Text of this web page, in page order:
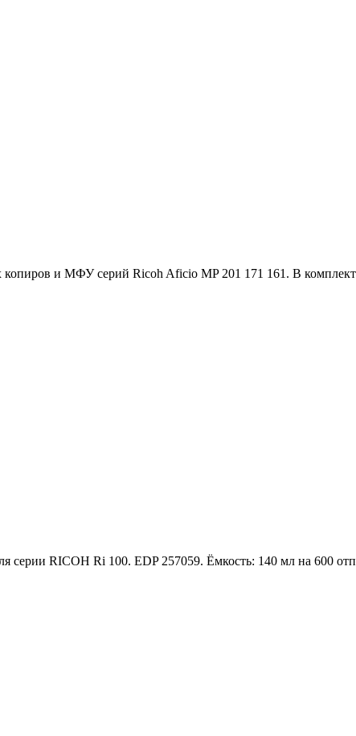
и МФУ серий Ricoh Aficio MP 201 171 161. В комплект
серии RICOH Ri 100. EDP 257059. Ёмкость: 140 мл на 600